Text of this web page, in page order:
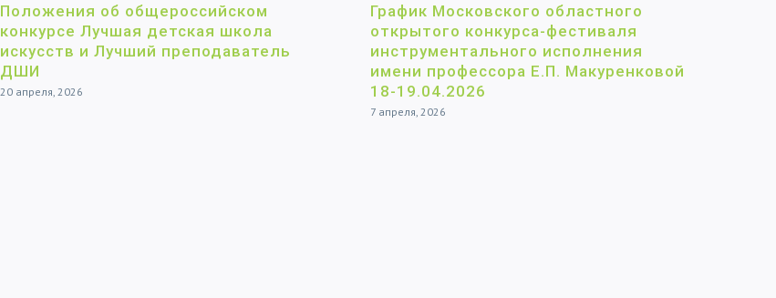
Положения об общероссийском
конкурсе Лучшая детская школа
искусств и Лучший преподаватель
ДШИ
20 апреля, 2026
График Московского областного
открытого конкурса-фестиваля
инструментального исполнения
имени профессора Е.П. Макуренковой
18-19.04.2026
7 апреля, 2026